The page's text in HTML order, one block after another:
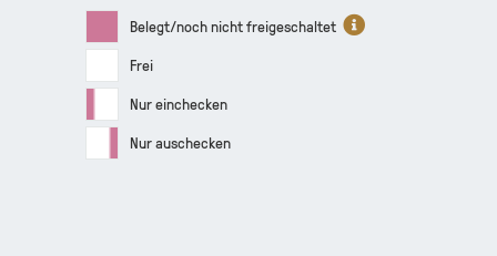
Belegt/noch nicht freigeschaltet
Frei
Nur einchecken
Nur auschecken